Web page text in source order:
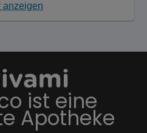
anzeigen
ist eine
Apotheke